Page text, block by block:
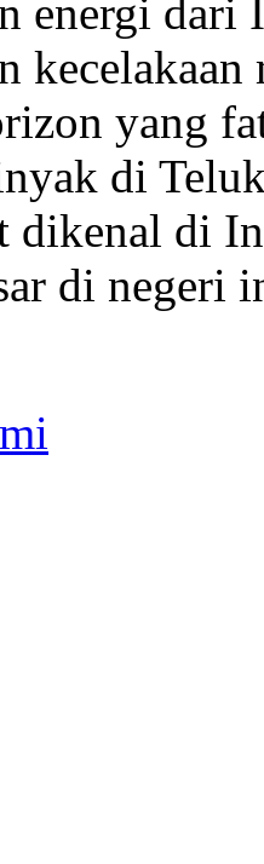
energi
yang
di
dikenal di
di negeri